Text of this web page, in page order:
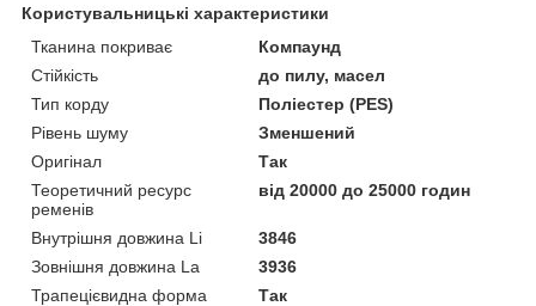
Користувальницькі характеристики
Тканина покриває
Компаунд
Стійкість
до пилу, масел
Тип корду
Поліестер (PES)
Рівень шуму
Зменшений
Оригінал
Так
Теоретичний ресурс
ременів
від 20000 до 25000 годин
Внутрішня довжина Li
3846
Зовнішня довжина La
3936
Трапецієвидна форма
Так